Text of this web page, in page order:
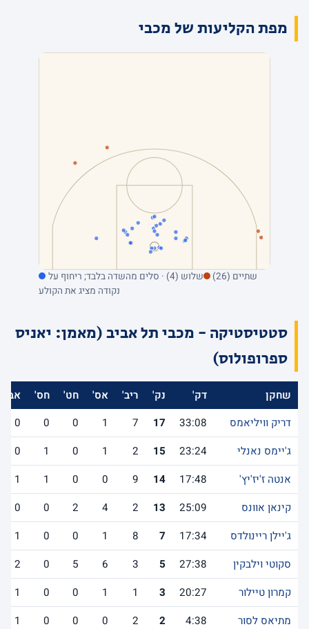
מפת הקליעות של מכבי
שתיים (26)
שלוש (4) · סלים מהשדה בלבד; ריחוף על
נקודה מציג את הקולע
סטטיסטיקה - מכבי תל אביב (מאמן: יאניס
ספרופולוס)
שחקן דק' נק' ריב' אס' חט' חס'
אב'
דריק וויליאמס
33:08
17
7
1
0
0
0
ג'יימס נאנלי
23:24
15
2
1
0
1
0
אנטה ז'יז'יץ'
17:48
14
9
0
0
1
1
קינאן אוונס
25:09
13
2
4
2
0
0
ג'יילן ריינולדס
17:34
7
8
1
0
0
1
סקוטי וילבקין
27:38
5
3
6
5
0
2
קמרון טיילור
20:27
3
1
1
0
0
1
מתיאס לסור
4:38
2
2
0
0
0
1